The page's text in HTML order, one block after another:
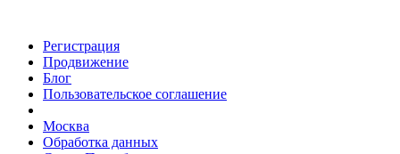
Регистрация
Продвижение
Блог
Пользовательское соглашение
Москва
Обработка данных